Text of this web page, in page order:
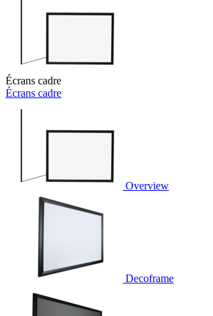
Écrans cadre
Écrans cadre
Overview
Decoframe